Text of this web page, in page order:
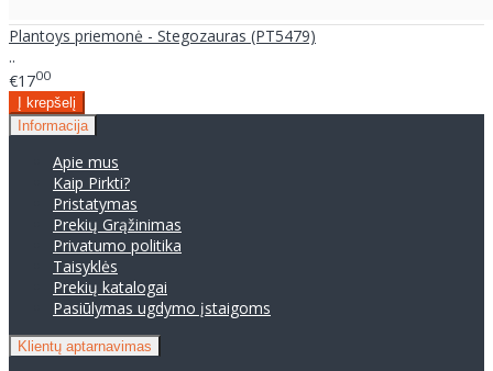
Plantoys priemonė - Stegozauras (PT5479)
..
€1700
Informacija
Apie mus
Kaip Pirkti?
Pristatymas
Prekių Grąžinimas
Privatumo politika
Taisyklės
Prekių katalogai
Pasiūlymas ugdymo įstaigoms
Klientų aptarnavimas